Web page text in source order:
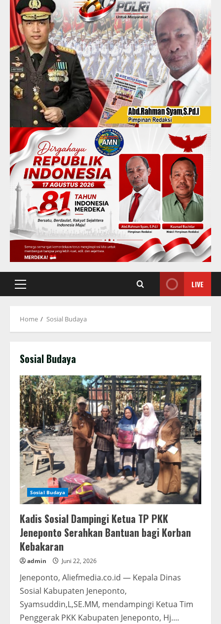
Primary
LIVE
Home Sosial Budaya
Sosial Budaya
Sosial Budaya
Kadis Sosial Dampingi Ketua TP PKK
Jeneponto Serahkan Bantuan bagi Korban
Kebakaran
admin Juni 22, 2026
Jeneponto, Aliefmedia.co.id — Kepala Dinas
Sosial Kabupaten Jeneponto,
Syamsuddin,L,SE.MM, mendampingi Ketua Tim
Penggerak PKK Kabupaten Jeneponto, Hj....